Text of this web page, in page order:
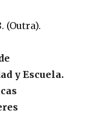
(Outra).
y Escuela.